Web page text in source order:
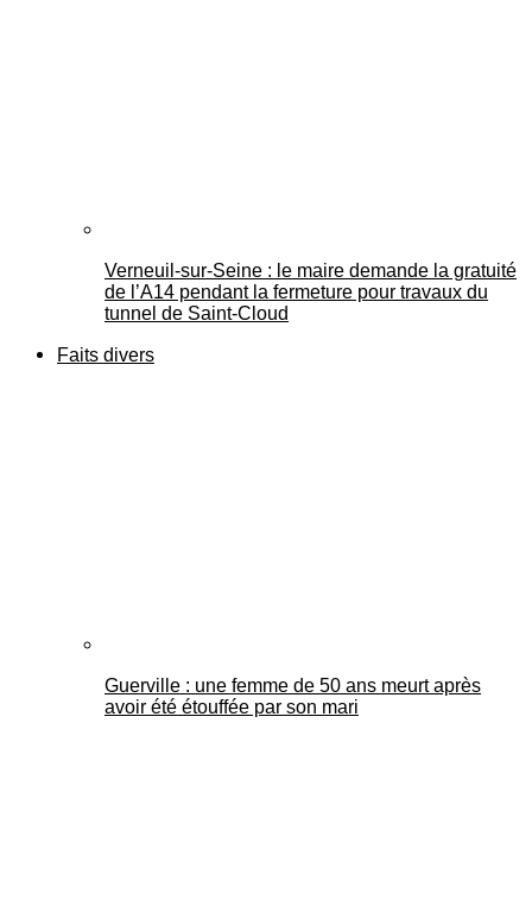
Verneuil-sur-Seine : le maire demande la gratuité
de l’A14 pendant la fermeture pour travaux du
tunnel de Saint-Cloud
Faits divers
Guerville : une femme de 50 ans meurt après
avoir été étouffée par son mari